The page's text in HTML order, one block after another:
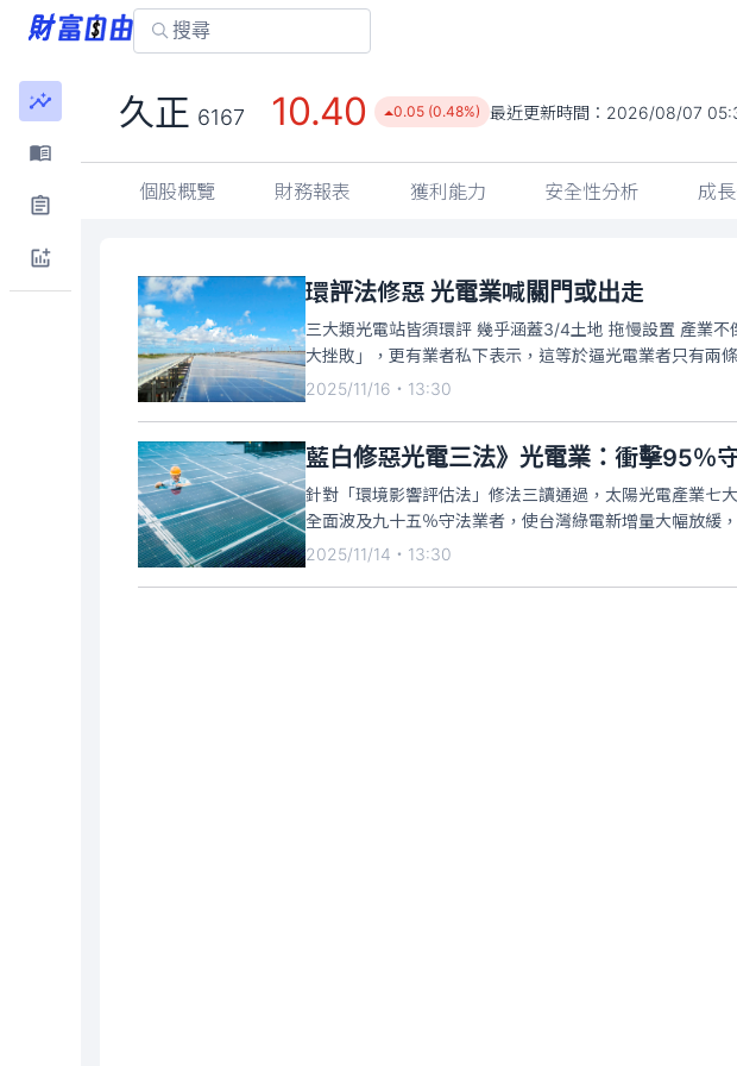
久正 6167 10.40 0.05 (0.48%) 最近更新時間： 2026/08/07
個股概覽 財務報表 獲利能力 安全性分析 成
環評法修惡 光電業喊關門或出走
三大類光電站皆須環評 幾乎涵蓋3/4土地 拖慢設置 產業
大挫敗」，更有業者私下表示，這等於逼光電業者只有兩
2025/11/16・13:30
藍白修惡光電三法》光電業：衝擊95％
針對「環境影響評估法」修法三讀通過，太陽光電產業七
全面波及九十五％守法業者，使台灣綠電新增量大幅放緩
2025/11/14・13:30